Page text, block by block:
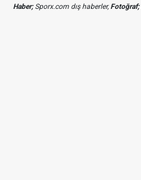
Haber;Sporx.com dış haberler,Fotoğraf;